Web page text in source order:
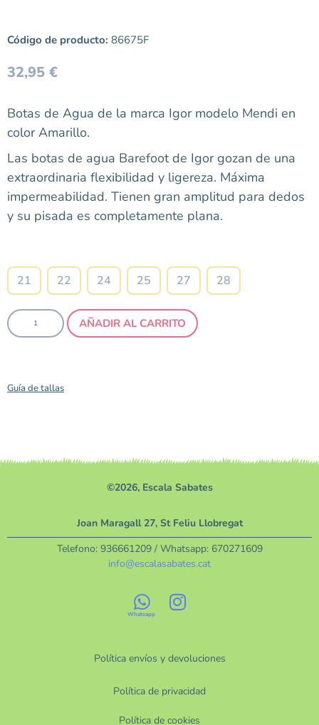
Código de producto: 86675F
32,95 €
Botas de Agua de la marca Igor modelo Mendi en
color Amarillo.
Las botas de agua Barefoot de Igor gozan de una
extraordinaria flexibilidad y ligereza. Máxima
impermeabilidad. Tienen gran amplitud para dedos
y su pisada es completamente plana.
21 22 24 25 27 28
AÑADIR AL CARRITO
Guía de tallas
©2026, Escala Sabates
Política envíos y devoluciones
Política de privacidad
Política de cookies
Joan Maragall 27, St Feliu Llobregat
Telefono: 936661209/ Whatsapp: 670271609
info@escalasabates.cat